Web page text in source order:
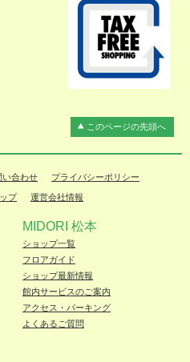
このページの先頭へ
い合わせ プライバシーポリシー
プ 運営会社情報
MIDORI 松本
ショップ一覧
フロアガイド
ショップ最新情報
館内サービスのご案内
アクセス・パーキング
よくあるご質問